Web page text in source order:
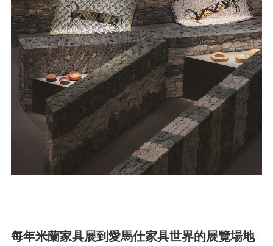
每年米蘭家具展到愛馬仕家具世界的展覽場地